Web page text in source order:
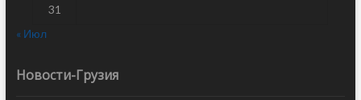
31
« Июл
Новости-Грузия